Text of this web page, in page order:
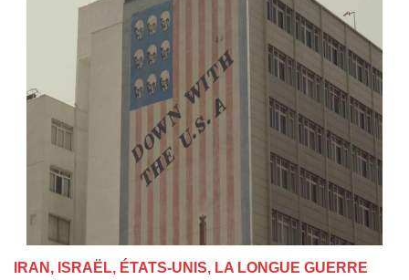
IRAN, ISRAËL, ÉTATS-UNIS, LA LONGUE GUERRE